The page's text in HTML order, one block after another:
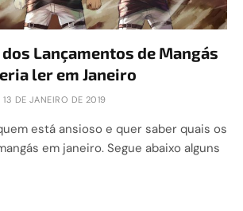
Lançamentos de Mangás
ler em Janeiro
13 DE JANEIRO DE 2019
está ansioso e quer saber quais os
em janeiro. Segue abaixo alguns